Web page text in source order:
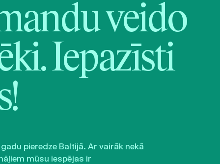
veido
Iepazīsti
gadu pieredze Baltijā. Ar vairāk nekā
mūsu iespējas ir